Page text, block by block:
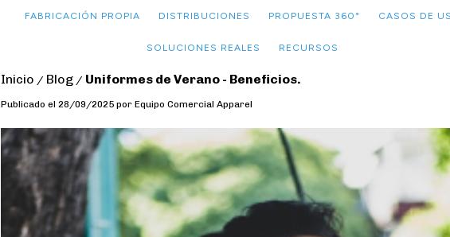
FABRICACIÓN PROPIA DISTRIBUCIONES PROPUESTA 360° CASOS DE
SOLUCIONES REALES RECURSOS
Inicio / Blog / Uniformes de Verano - Beneficios.
Publicado el 28/09/2025 por Equipo Comercial Apparel